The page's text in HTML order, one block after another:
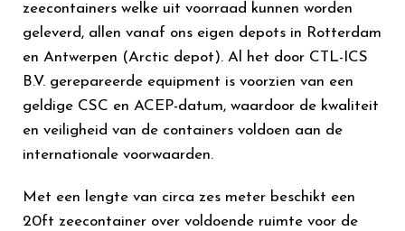
zeecontainers welke uit voorraad kunnen worden
geleverd, allen vanaf ons eigen depots in Rotterdam
en Antwerpen (Arctic depot). Al het door CTL-ICS
B.V. gerepareerde equipment is voorzien van een
geldige CSC en ACEP-datum, waardoor de kwaliteit
en veiligheid van de containers voldoen aan de
internationale voorwaarden.
Met een lengte van circa zes meter beschikt een
20ft zeecontainer over voldoende ruimte voor de